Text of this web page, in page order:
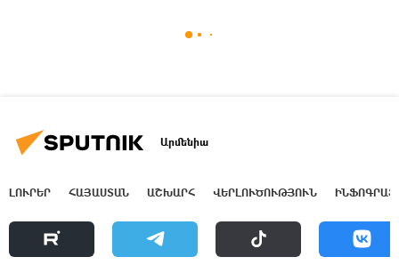
Արմենիա
ԼՈՒՐԵՐ ՀԱՅԱՍՏԱՆ ԱՇԽԱՐՀ ՎԵՐԼՈՒԾՈՒԹՅՈՒՆ